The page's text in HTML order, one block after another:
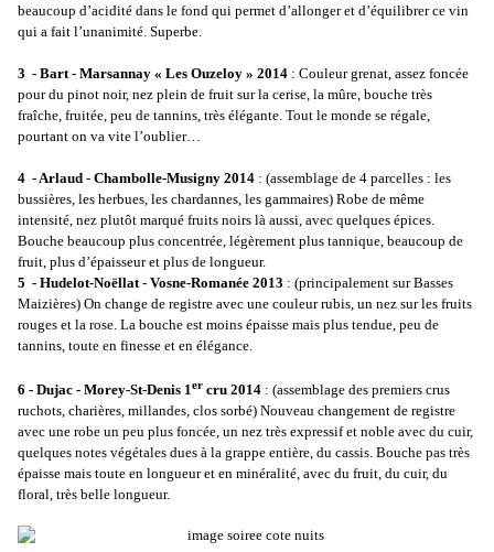
beaucoup d’acidité dans le fond qui permet d’allonger et d’équilibrer ce vin
qui a fait l’unanimité. Superbe.
3 - Bart - Marsannay « Les Ouzeloy » 2014 : Couleur grenat, assez foncée
pour du pinot noir, nez plein de fruit sur la cerise, la mûre, bouche très
fraîche, fruitée, peu de tannins, très élégante. Tout le monde se régale,
pourtant on va vite l’oublier…
4 - Arlaud - Chambolle-Musigny 2014 : (assemblage de 4 parcelles : les
bussières, les herbues, les chardannes, les gammaires) Robe de même
intensité, nez plutôt marqué fruits noirs là aussi, avec quelques épices.
Bouche beaucoup plus concentrée, légèrement plus tannique, beaucoup de
fruit, plus d’épaisseur et plus de longueur.
5 - Hudelot-Noëllat - Vosne-Romanée 2013 : (principalement sur Basses
Maizières) On change de registre avec une couleur rubis, un nez sur les fruits
rouges et la rose. La bouche est moins épaisse mais plus tendue, peu de
tannins, toute en finesse et en élégance.
6 - Dujac - Morey-St-Denis 1er cru 2014 : (assemblage des premiers crus
ruchots, charières, millandes, clos sorbé) Nouveau changement de registre
avec une robe un peu plus foncée, un nez très expressif et noble avec du cuir,
quelques notes végétales dues à la grappe entière, du cassis. Bouche pas très
épaisse mais toute en longueur et en minéralité, avec du fruit, du cuir, du
floral, très belle longueur.